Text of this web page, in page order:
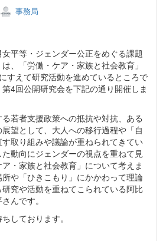
事務局
平等・ジェンダー公正をめぐる課題
、「労働・ケア・家族と社会教育」
すえて研究活動を進めているところで
4回公開研究会を下記の通り開催しま
若者支援政策への抵抗や対抗、ある
望として、大人への移行過程や「自
取り組みや議論が重ねられてきてい
動向にジェンダーの視点を重ねて見
・家族と社会教育」について考えま
や「ひきこもり」にかかわって理論
究や活動を重ねてこられている阿比
んです。
しております。